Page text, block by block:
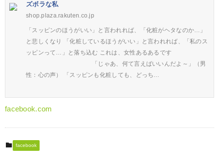
ズボラな私
shop.plaza.rakuten.co.jp
「スッピンのほうがいい」と言われれば、「化粧がヘタなのか…」
と悲しくなり 「化粧しているほうがいい」と言われれば、「私のス
ッピンって…」と落ち込む これは、女性あるあるです
「じゃあ、何て言えばいいんだよ～」（男
性：心の声） 「スッピンも化粧しても、どっち…
facebook.com
facebook